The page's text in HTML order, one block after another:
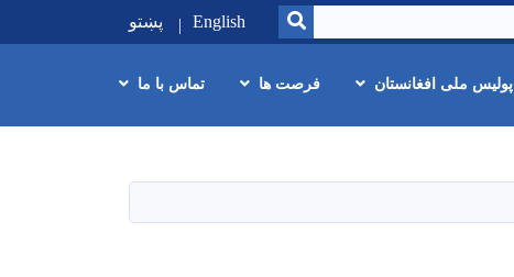
SEARCH
English پښتو
پولیس ملی افغانستان فرصت ها تماس با ما